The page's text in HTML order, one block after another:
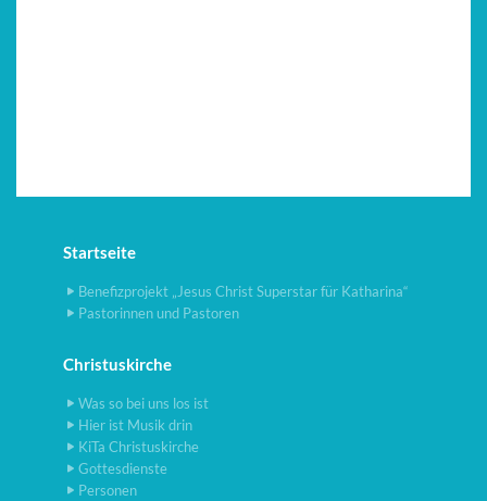
Startseite
Benefizprojekt „Jesus Christ Superstar für Katharina“
Pastorinnen und Pastoren
Christuskirche
Was so bei uns los ist
Hier ist Musik drin
KiTa Christuskirche
Gottesdienste
Personen